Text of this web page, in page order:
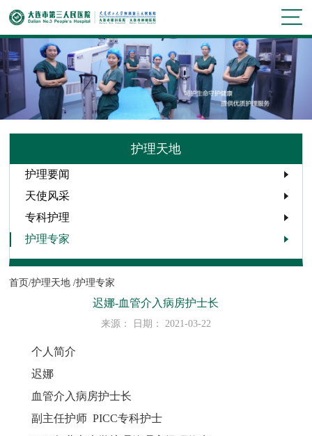
护理天地
护理要闻
天使风采
专科护理
护理专家
首页/护理天地 /护理专家
迟娜-血管介入病房护士长
来源： 日期： 2021-03-22
个人简介
迟娜
血管介入病房护士长
副主任护师 PICC专科护士